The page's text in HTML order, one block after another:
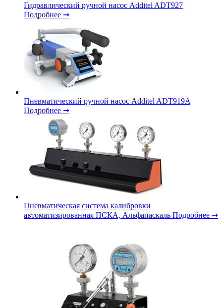
Гидравлический ручной насос Additel ADT927
Подробнее ➞
Пневматический ручной насос Additel ADT919A
Подробнее ➞
Пневматическая система калибровки
автоматизированная ПСКА, Альфапаскаль Подробнее ➞